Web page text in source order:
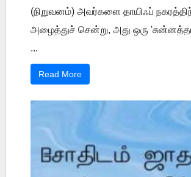
(நிறுவனம்) அவர்களை தாயிஃப்
அழைத்துச் சென்று, அது ஒரு
...
Read More